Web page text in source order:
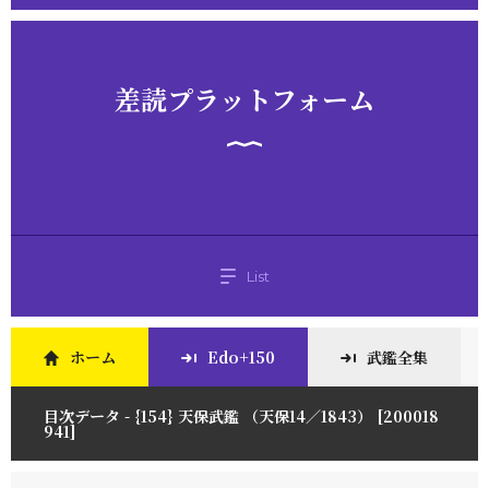
差読プラットフォーム
List
ホーム Edo+150 武鑑全集
目次データ - {154} 天保武鑑 （天保14／1843） [200018
941]